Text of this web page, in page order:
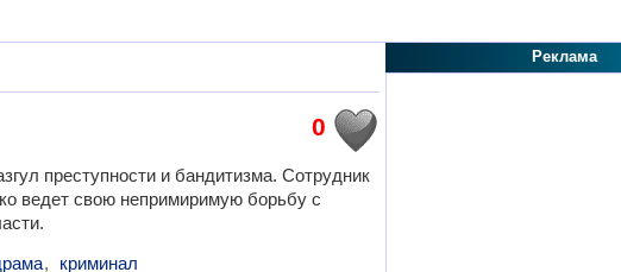
0
преступности и бандитизма. Сотрудник
ведет свою непримиримую борьбу с
, криминал
Реклама